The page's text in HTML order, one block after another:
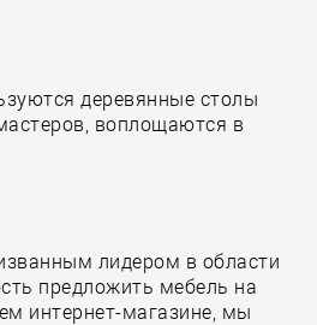
деревянные столы
воплощаются в
лидером в области
предложить мебель на
интернет-магазине, мы